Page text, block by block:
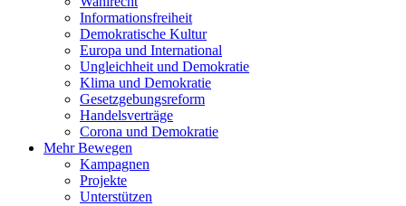
Informationsfreiheit
Demokratische Kultur
Europa und International
Ungleichheit und Demokratie
Klima und Demokratie
Gesetzgebungsreform
Handelsverträge
Corona und Demokratie
Mehr Bewegen
Kampagnen
Projekte
Unterstützen